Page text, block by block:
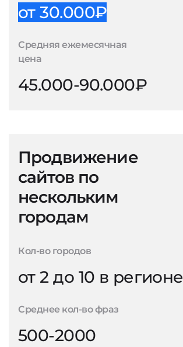
от 30.000₽
Средняя ежемесячная
цена
45.000-90.000₽
Продвижение
сайтов по
нескольким
городам
Кол-во городов
от 2 до 10 в регионе
Среднее кол-во фраз
500-2000